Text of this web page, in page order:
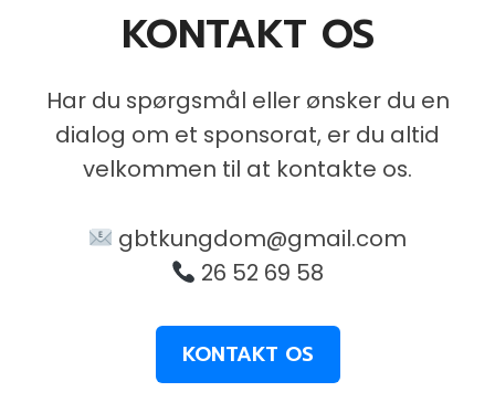
KONTAKT OS
Har du spørgsmål eller ønsker du en
dialog om et sponsorat, er du altid
velkommen til at kontakte os.
gbtkungdom@gmail.com
26 52 69 58
KONTAKT OS